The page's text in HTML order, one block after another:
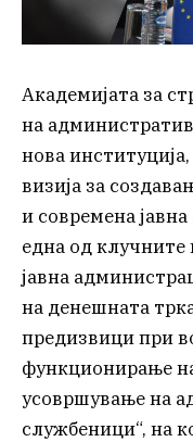
Академијата за
на
нова
визија за
и современа
една од
јавна
на денешната
предизвици при
функционирање
усовршување на
службеници“, на